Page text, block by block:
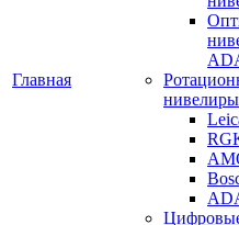
Главная
нивелиры